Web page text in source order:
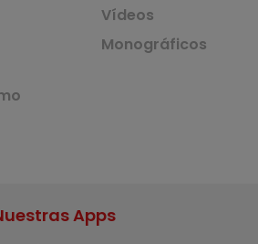
Vídeos
Monográficos
Apps